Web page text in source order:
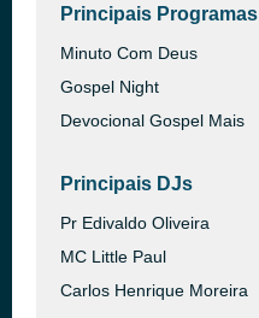
Principais Programas
Minuto Com Deus
Gospel Night
Devocional Gospel Mais
Principais DJs
Pr Edivaldo Oliveira
MC Little Paul
Carlos Henrique Moreira